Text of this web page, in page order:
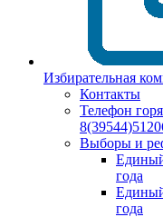
Избирательная
Контакты
Телефон
Выборы и
Единый
года
Единый
года